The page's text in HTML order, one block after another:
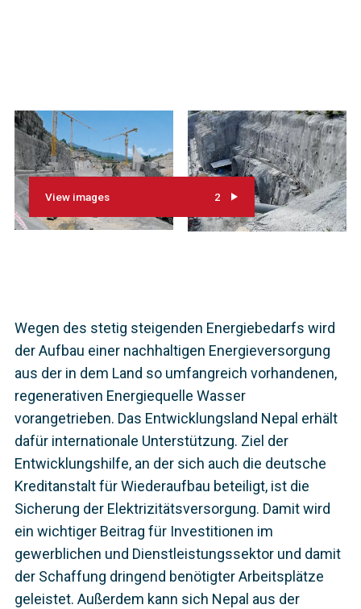
View images 2
Wegen des stetig steigenden Energiebedarfs wird
der Aufbau einer nachhaltigen Energieversorgung
aus der in dem Land so umfangreich vorhandenen,
regenerativen Energiequelle Wasser
vorangetrieben. Das Entwicklungsland Nepal erhält
dafür internationale Unterstützung. Ziel der
Entwicklungshilfe, an der sich auch die deutsche
Kreditanstalt für Wiederaufbau beteiligt, ist die
Sicherung der Elektrizitätsversorgung. Damit wird
ein wichtiger Beitrag für Investitionen im
gewerblichen und Dienstleistungssektor und damit
der Schaffung dringend benötigter Arbeitsplätze
geleistet. Außerdem kann sich Nepal aus der